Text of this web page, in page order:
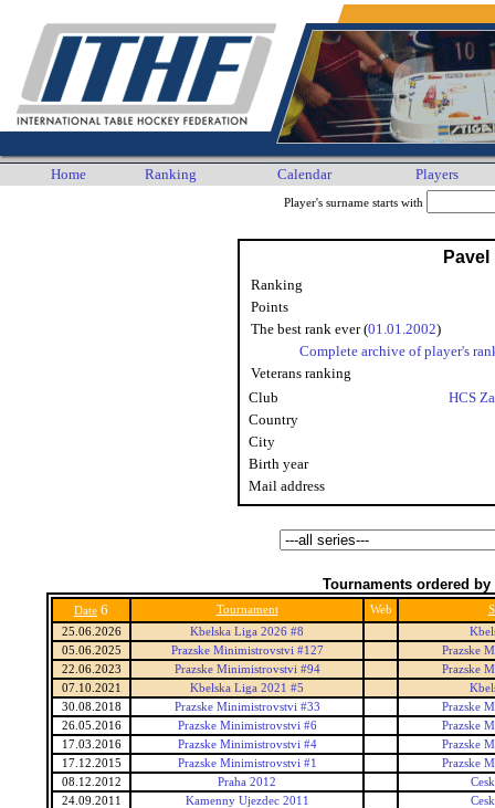
Home Ranking Calendar Players
Player's surname starts with
Pavel
Ranking
Points
The best rank ever (01.01.2002)
Complete archive of player's
Veterans ranking
Club
HCS
Country
City
Birth year
Mail address
Tournaments ordered by
Date 6 Tournament Web
25.06.2026
Kbelska Liga 2026 #8
05.06.2025
Prazske Minimistrovstvi #127
Prazske
22.06.2023
Prazske Minimistrovstvi #94
Prazske
07.10.2021
Kbelska Liga 2021 #5
30.08.2018
Prazske Minimistrovstvi #33
Prazske
26.05.2016
Prazske Minimistrovstvi #6
Prazske
17.03.2016
Prazske Minimistrovstvi #4
Prazske
17.12.2015
Prazske Minimistrovstvi #1
Prazske
08.12.2012
Praha 2012
24.09.2011
Kamenny Ujezdec 2011